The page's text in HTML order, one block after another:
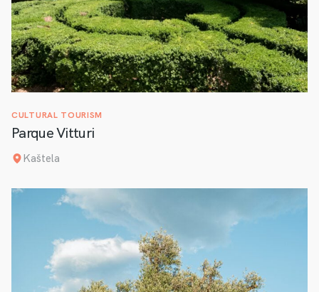
CULTURAL TOURISM
Parque Vitturi
Kaštela